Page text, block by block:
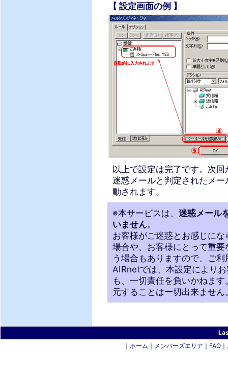
【 設定画面の例 】
以上で設定は完了です。次
迷惑メールと判定されたメ
動されます。
※本サービスは、 迷惑メール
いません。
お客様がご迷惑とお感じに
場合や、お客様にとって重
う場合もありますので、ご
AIRnetでは、本設定により
も、一切責任を負いかねま
元することは一切出来ません
｜ ホーム ｜ メンバーズエリア ｜ FAQ｜